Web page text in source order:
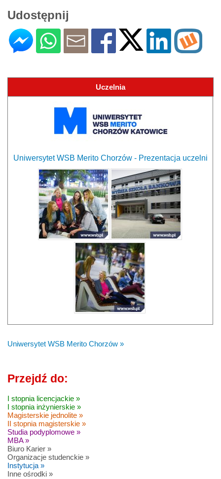
Udostępnij
Uczelnia
Uniwersytet WSB Merito Chorzów - Prezentacja uczelni
Uniwersytet WSB Merito Chorzów »
Przejdź do:
I stopnia licencjackie »
I stopnia inżynierskie »
Magisterskie jednolite »
II stopnia magisterskie »
Studia podyplomowe »
MBA »
Biuro Karier »
Organizacje studenckie »
Instytucja »
Inne ośrodki »